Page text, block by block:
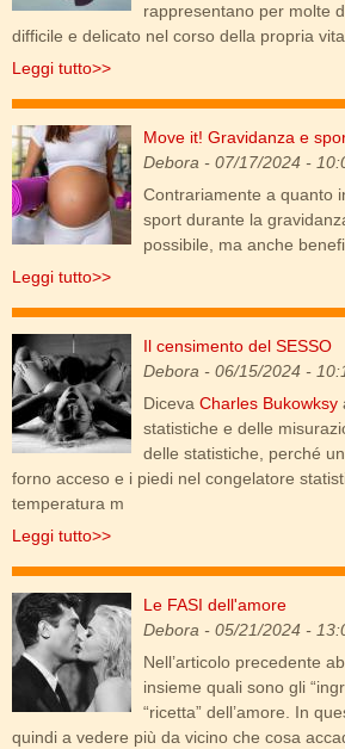
rappresentano per molte
difficile e delicato nel corso della propria
Leggi tutto>>
gravidanza_e_sport.jpg
Move it! Gravidanza e
Debora - 07/17/2024 -
Contrariamente a quanto
sport durante la
possibile, ma anche
Leggi tutto>>
cunnilingus.jpg
Il censimento del SESSO
Debora - 06/15/2024 -
Diceva Charles Bukowksy
statistiche e delle
delle statistiche, perché
forno acceso e i piedi nel congelatore
temperatura m
Leggi tutto>>
mastroianni_kiss_anita.jpg
Le FASI dell'amore
Debora - 05/21/2024 -
Nell’articolo precedente
insieme quali sono gli
“ricetta” dell’amore. In
quindi a vedere più da vicino che cosa